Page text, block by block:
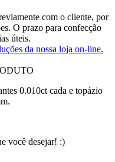
com o cliente, por
O prazo para confecção
úteis.
da nossa loja on-line.
0.010ct cada e topázio
você desejar! :)